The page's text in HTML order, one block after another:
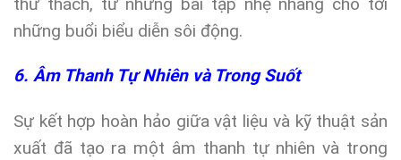
những buổi biểu diễn sôi động.
6. Âm Thanh Tự Nhiên và Trong Suốt
Sự kết hợp hoàn hảo giữa vật liệu và kỹ thuật sản
xuất đã tạo ra một âm thanh tự nhiên và trong